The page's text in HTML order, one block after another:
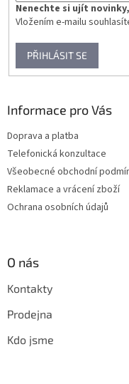
Nenechte si ujít
Vložením e-mailu
PŘIHLÁSIT SE
Informace pro Vás
Doprava a platba
Telefonická konzultace
Všeobecné obchodní
Reklamace a vrácení zboží
Ochrana osobních údajů
O nás
Kontakty
Prodejna
Kdo jsme